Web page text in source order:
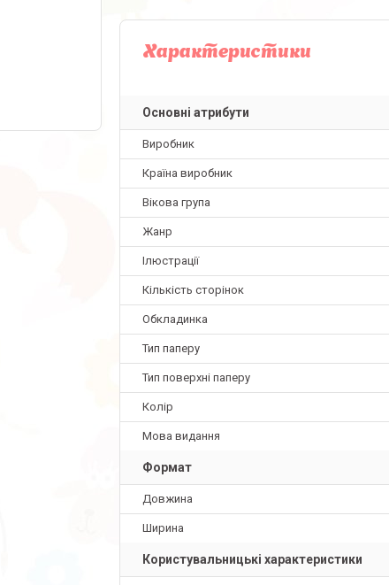
Характеристики
Основні атрибути
Виробник
Країна виробник
Вікова група
Жанр
Ілюстрації
Кількість сторінок
Обкладинка
Тип паперу
Тип поверхні паперу
Колір
Мова видання
Формат
Довжина
Ширина
Користувальницькі характеристики